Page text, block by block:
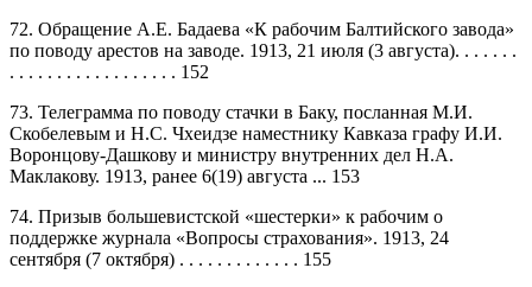
72. Обращение А.Е. Бадаева «К рабочим Балтийского завода»
по поводу арестов на заводе. 1913, 21 июля (3 августа). . . . . . .
. . . . . . . . . . . . . . . . . . 152
73. Телеграмма по поводу стачки в Баку, посланная М.И.
Скобелевым и Н.С. Чхеидзе наместнику Кавказа графу И.И.
Воронцову-Дашкову и министру внутренних дел Н.А.
Маклакову. 1913, ранее 6(19) августа ... 153
74. Призыв большевистской «шестерки» к рабочим о
поддержке журнала «Вопросы страхования». 1913, 24
сентября (7 октября) . . . . . . . . . . . . . 155